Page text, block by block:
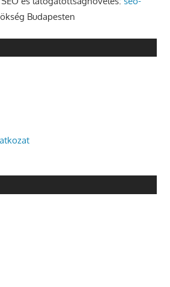
Budapesten